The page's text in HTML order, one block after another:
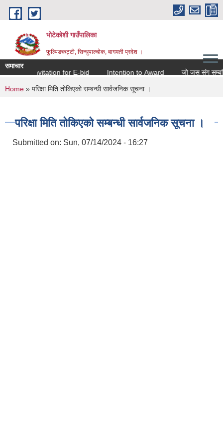
Skip to main content
भोटेकोशी गाउँपालिका
फुल्पिङकट्टी, सिन्धुपाल्चोक, बागमती प्रदेश ।
समाचार
Invitation for E-bid
Intention to Award जो जस संग
You are here
Home » परिक्षा मिति तोकिएको सम्बन्धी सार्वजनिक सूचना ।
परिक्षा मिति तोकिएको सम्बन्धी सार्वजनिक सूचना ।
Submitted on: Sun, 07/14/2024 - 16:27